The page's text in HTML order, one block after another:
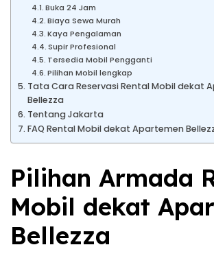
Buka 24 Jam
Biaya Sewa Murah
Kaya Pengalaman
Supir Profesional
Tersedia Mobil Pengganti
Pilihan Mobil lengkap
Tata Cara Reservasi Rental Mobil dekat
Bellezza
Tentang Jakarta
FAQ Rental Mobil dekat Apartemen
Pilihan Armada
Mobil dekat
Bellezza